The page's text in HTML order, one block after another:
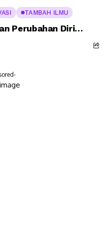
TAMBAH ILMU
Perubahan Diri…